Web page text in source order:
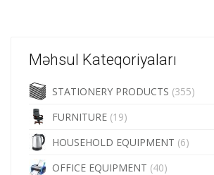
Məhsul Kateqoriyaları
STATIONERY PRODUCTS (355)
FURNITURE (19)
HOUSEHOLD EQUIPMENT (6)
OFFICE EQUIPMENT (40)